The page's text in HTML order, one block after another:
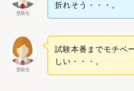
受験生
折れそう・・・。
受験生
試験本番までモチベ
しい・・・。